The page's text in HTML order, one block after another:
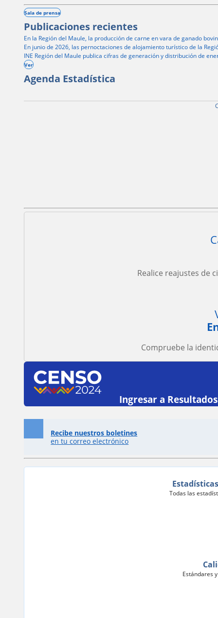
Sala de prensa
Publicaciones recientes
En la Región del Maule, la producción de carne en vara de ganado
En junio de 2026, las pernoctaciones de alojamiento turístico de la
INE Región del Maule publica cifras de generación y distribución de
Ver
Agenda Estadística
Realice reajustes de
Compruebe la
Ingresar a Resultados
Recibe nuestros boletines
en tu correo electrónico
Todas las
Estándares